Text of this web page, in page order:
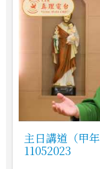
主日講道（甲
11052023